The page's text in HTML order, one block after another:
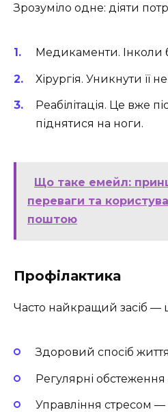
Зрозуміло одне: діяти
Медикаменти. Інколи
Хірургія. Уникнути її
Реабілітація. Це вже
піднятися на ноги.
Що таке емейл:
переваги та
поштою
Профілактика
Часто найкращий засіб —
Здоровий спосіб
Регулярні
Управління стресом —